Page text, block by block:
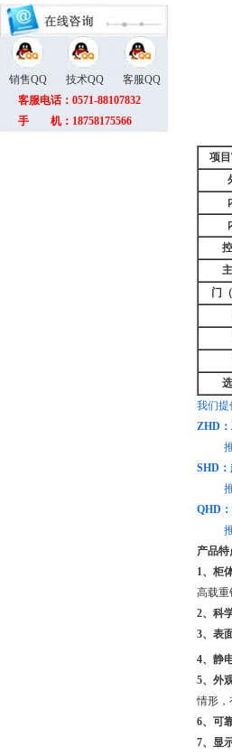
销售QQ 技术QQ
客服QQ
客服电话：0571-88107832
手 机：18758175566
项目
门
我们提
ZHD
推荐
SHD
推荐
QHD
推荐
产品特
1、柜
高载重
2、科
3、表
4、静
5、外
情形，
6、可
7、显